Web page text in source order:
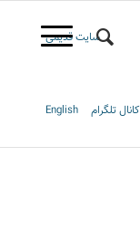
سایت قدیمی
کانال تلگرام English